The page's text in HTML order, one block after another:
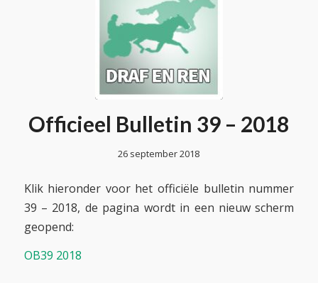
Officieel Bulletin 39 – 2018
26 september 2018
Klik hieronder voor het officiële bulletin nummer
39 – 2018, de pagina wordt in een nieuw scherm
geopend:
OB39 2018